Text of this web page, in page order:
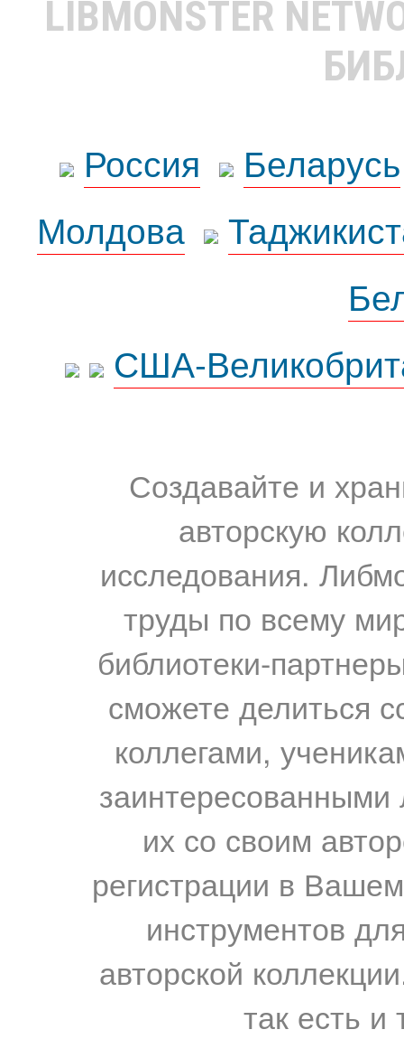
LIBMONSTER
Россия
Беларусь
Молдова
США-
Создавайте и
авторскую
исследования.
труды по всему
библиотеки-
сможете делиться
коллегами,
их со своим
регистрации в
инструментов
авторской
так есть и